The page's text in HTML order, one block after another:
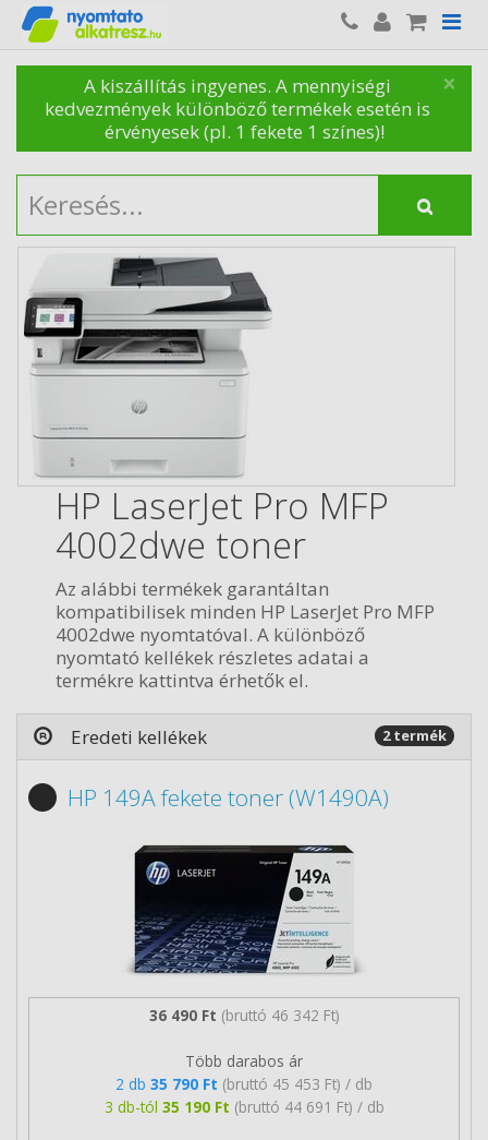
×
A kiszállítás ingyenes. A mennyiségi
kedvezmények különböző termékek esetén is
érvényesek (pl. 1 fekete 1 színes)!
HP LaserJet Pro MFP
4002dwe toner
Az alábbi termékek garantáltan
kompatibilisek minden HP LaserJet Pro MFP
4002dwe nyomtatóval. A különböző
nyomtató kellékek részletes adatai a
termékre kattintva érhetők el.
Eredeti kellékek 2 termék
HP 149A fekete toner (W1490A)
36 490 Ft (bruttó 46 342 Ft)
Több darabos ár
2 db 35 790 Ft (bruttó 45 453 Ft) / db
3 db-tól 35 190 Ft (bruttó 44 691 Ft) / db